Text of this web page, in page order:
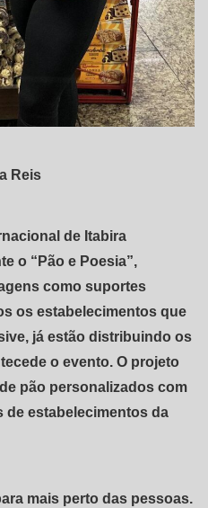
Reis
de Itabira
o “Pão e Poesia”,
como suportes
os estabelecimentos que
já estão distribuindo os
o evento. O projeto
pão personalizados com
de estabelecimentos da
mais perto das pessoas.